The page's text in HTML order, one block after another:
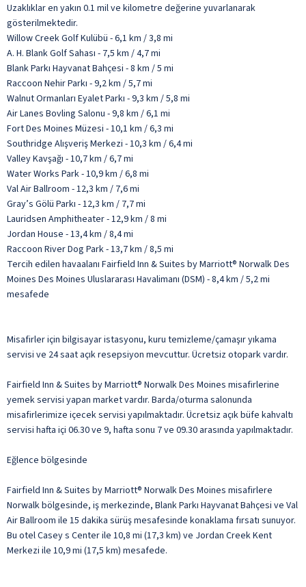
Uzaklıklar en yakın 0.1 mil ve kilometre değerine yuvarlanarak
gösterilmektedir.
Willow Creek Golf Kulübü - 6,1 km / 3,8 mi
A. H. Blank Golf Sahası - 7,5 km / 4,7 mi
Blank Parkı Hayvanat Bahçesi - 8 km / 5 mi
Raccoon Nehir Parkı - 9,2 km / 5,7 mi
Walnut Ormanları Eyalet Parkı - 9,3 km / 5,8 mi
Air Lanes Bovling Salonu - 9,8 km / 6,1 mi
Fort Des Moines Müzesi - 10,1 km / 6,3 mi
Southridge Alışveriş Merkezi - 10,3 km / 6,4 mi
Valley Kavşağı - 10,7 km / 6,7 mi
Water Works Park - 10,9 km / 6,8 mi
Val Air Ballroom - 12,3 km / 7,6 mi
Gray’s Gölü Parkı - 12,3 km / 7,7 mi
Lauridsen Amphitheater - 12,9 km / 8 mi
Jordan House - 13,4 km / 8,4 mi
Raccoon River Dog Park - 13,7 km / 8,5 mi
Tercih edilen havaalanı Fairfield Inn & Suites by Marriott® Norwalk Des
Moines Des Moines Uluslararası Havalimanı (DSM) - 8,4 km / 5,2 mi
mesafede
Misafirler için bilgisayar istasyonu, kuru temizleme/çamaşır yıkama
servisi ve 24 saat açık resepsiyon mevcuttur. Ücretsiz otopark vardır.
Fairfield Inn & Suites by Marriott® Norwalk Des Moines misafirlerine
yemek servisi yapan market vardır. Barda/oturma salonunda
misafirlerimize içecek servisi yapılmaktadır. Ücretsiz açık büfe kahvaltı
servisi hafta içi 06.30 ve 9, hafta sonu 7 ve 09.30 arasında yapılmaktadır.
Eğlence bölgesinde
Fairfield Inn & Suites by Marriott® Norwalk Des Moines misafirlere
Norwalk bölgesinde, iş merkezinde, Blank Parkı Hayvanat Bahçesi ve Val
Air Ballroom ile 15 dakika sürüş mesafesinde konaklama fırsatı sunuyor.
Bu otel Casey s Center ile 10,8 mi (17,3 km) ve Jordan Creek Kent
Merkezi ile 10,9 mi (17,5 km) mesafede.